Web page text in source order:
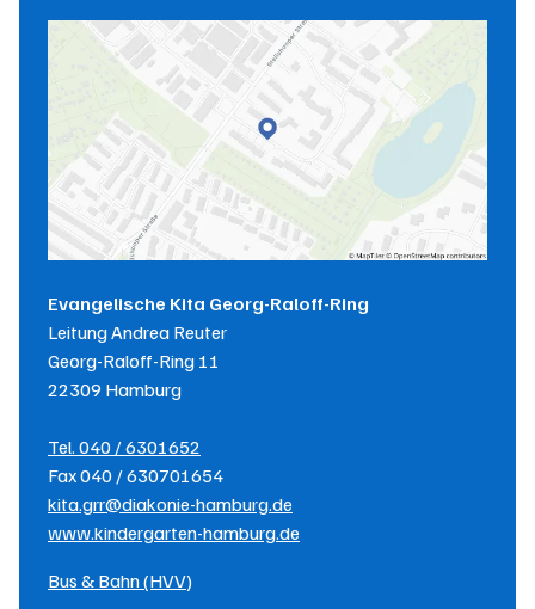
Evangelische Kita Georg-Raloff-Ring
LeitungAndrea Reuter
Georg-Raloff-Ring 11
22309 Hamburg
Tel. 040 / 6301652
Fax040 / 630701654
kita.grr@diakonie-hamburg.de
www.kindergarten-hamburg.de
Bus & Bahn (HVV)